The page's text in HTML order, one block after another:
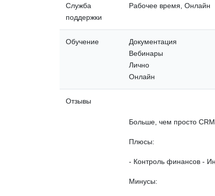
Служба
поддержки
Рабочее время, Онлайн
Обучение
Документация
Вебинары
Лично
Онлайн
Отзывы
Больше, чем просто CRM
Плюсы:
- Контроль финансов -
Минусы: